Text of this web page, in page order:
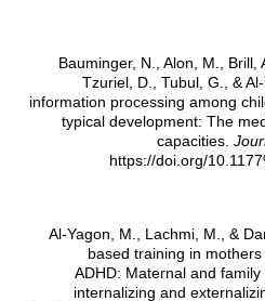
Bauminger, N., Alon, M., Brill,
Tzuriel, D., Tubul, G., &
information processing among
typical development: The
capacities.
https://doi.org/
Al-Yagon, M., Lachmi, M., &
based training in
ADHD: Maternal and
internalizing and